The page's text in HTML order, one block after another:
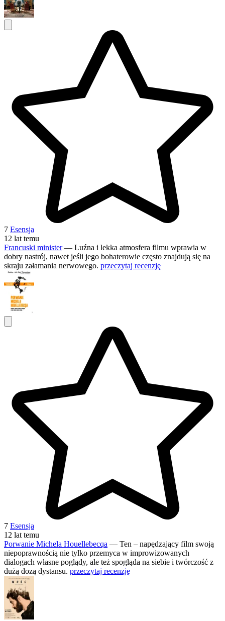
7 Esensja
12 lat temu
Francuski minister— Luźna i lekka atmosfera filmu wprawia w
dobry nastrój, nawet jeśli jego bohaterowie często znajdują się na
skraju załamania nerwowego. przeczytaj recenzję
7 Esensja
12 lat temu
Porwanie Michela Houellebecqa — Ten – napędzający film swoją
niepoprawnością nie tylko przemyca w improwizowanych
dialogach własne poglądy, ale też spogląda na siebie i twórczość z
dużą dozą dystansu. przeczytaj recenzję